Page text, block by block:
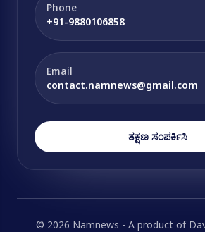
Phone
+91-9880106858
Email
contact.namnews@gmail.com
ತಕ್ಷಣ ಸಂಪರ್ಕಿಸಿ
© 2026 Namnews - A product of